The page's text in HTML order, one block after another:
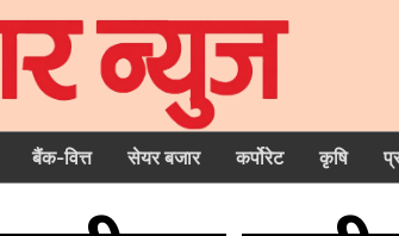
बैंक-वित्त सेयर बजार कर्पोरेट कृषि